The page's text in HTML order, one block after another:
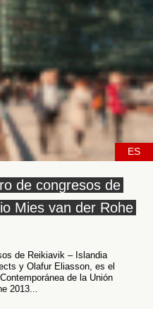
ES
de congresos de
Mies van der Rohe
de Reikiavik – Islandia
y Olafur Eliasson, es el
de la Unión
2013...